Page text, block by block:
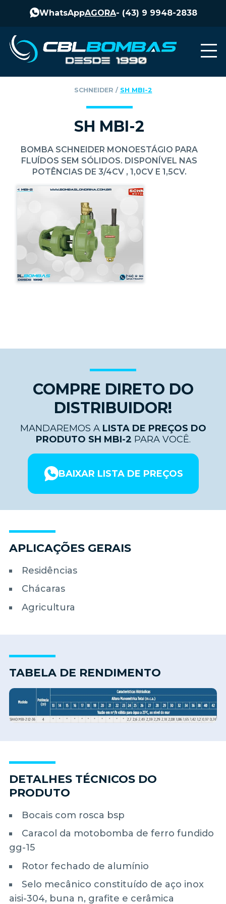
WhatsAppAGORA- (43) 9 9948-2838
SCHNEIDER ‎ / ‎ SH MBI-2
SH MBI-2
BOMBA SCHNEIDER MONOESTÁGIO PARA
FLUÍDOS SEM SÓLIDOS. DISPONÍVEL NAS
POTÊNCIAS DE 3/4CV , 1,0CV E 1,5CV.
COMPRE DIRETO DO
DISTRIBUIDOR!
MANDAREMOS A LISTA DE PREÇOS DO
PRODUTO SH MBI-2 PARA VOCÊ.
BAIXAR LISTA DE PREÇOS
APLICAÇÕES GERAIS
Residências
Chácaras
Agricultura
TABELA DE RENDIMENTO
DETALHES TÉCNICOS DO
PRODUTO
Bocais com rosca bsp
Caracol da motobomba de ferro fundido
gg-15
Rotor fechado de alumínio
Selo mecânico constituído de aço inox
aisi-304, buna n, grafite e cerâmica